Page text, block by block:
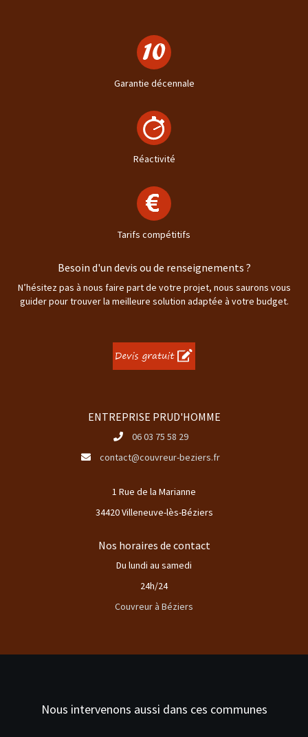
Garantie décennale
Réactivité
Tarifs compétitifs
Besoin d'un devis ou de renseignements ?
N’hésitez pas à nous faire part de votre projet, nous saurons vous
guider pour trouver la meilleure solution adaptée à votre budget.
ENTREPRISE PRUD'HOMME
06 03 75 58 29
contact@couvreur-beziers.fr
1 Rue de la Marianne
34420 Villeneuve-lès-Béziers
Nos horaires de contact
Du lundi au samedi
24h/24
Couvreur à Béziers
Nous intervenons aussi dans ces communes